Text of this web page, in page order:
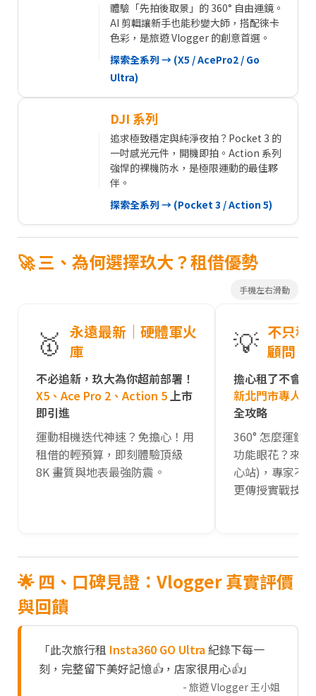
體驗「先拍後取景」的 360° 自由運鏡。
AI 剪輯讓新手也能秒變大師，搭配徠卡
色彩，是旅遊 Vlogger 的創意首選。
探索全系列 → (X5 / AcePro2 / Go
Ultra)
DJI 系列
追求極致穩定與純淨夜拍？Pocket 3 的
一吋感光元件，開機即拍。Action 系列
強悍的裸機防水，是極限運動的最佳夥
伴。
探索全系列 → (Pocket 3 / Action 5)
🚀 三、為何選擇玖大？租借優勢
手機左右滑動
🥇 永遠最新｜硬體軍火
庫
不必追新，玖大為你超前部署！
X5、Ace Pro 2、Action 5上市
即引進
運動相機迭代神速？免擔心！用
租借的輕預算，即刻體驗頂級
8K 畫質與地表最強防震。
💡 不只租
顧問
擔心租了不會用
新北門市專人 1
全攻略
360° 怎麼運鏡
功能眼花？來
心站)，專家不
更傳授實戰技巧
🌟 四、口碑見證：Vlogger 真實評價
與回饋
「此次旅行租 Insta360 GO Ultra紀錄下每一
刻，完整留下美好記憶👍，店家很用心👍」
- 旅遊 Vlogger 王小姐